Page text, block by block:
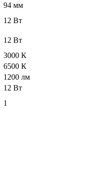
94 мм
12 Вт
12 Вт
3000 К
6500 К
1200 лм
12 Вт
1